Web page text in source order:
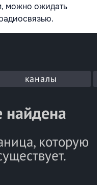
можно ожидать